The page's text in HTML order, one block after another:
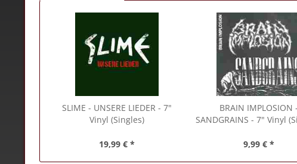
SLIME - UNSERE LIEDER - 7"
Vinyl (Singles)
19,99 € *
BRAIN IMPLOSION -
SANDGRAINS - 7" Vinyl
9,99 € *